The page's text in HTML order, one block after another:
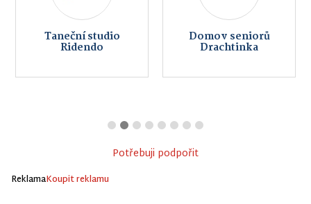
Taneční studio
Ridendo
Domov seniorů
Drachtinka
Potřebuji podpořit
ReklamaKoupit reklamu